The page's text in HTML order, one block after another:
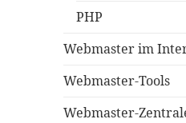
PHP
Webmaster im
Webmaster-Tools
Webmaster-